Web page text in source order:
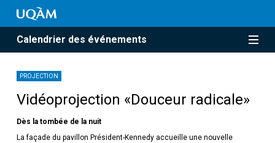
Calendrier des événements
PROJECTION
Vidéoprojection «Douceur radicale»
Dès la tombée de la nuit
La façade du pavillon Président-Kennedy accueille une nouvelle